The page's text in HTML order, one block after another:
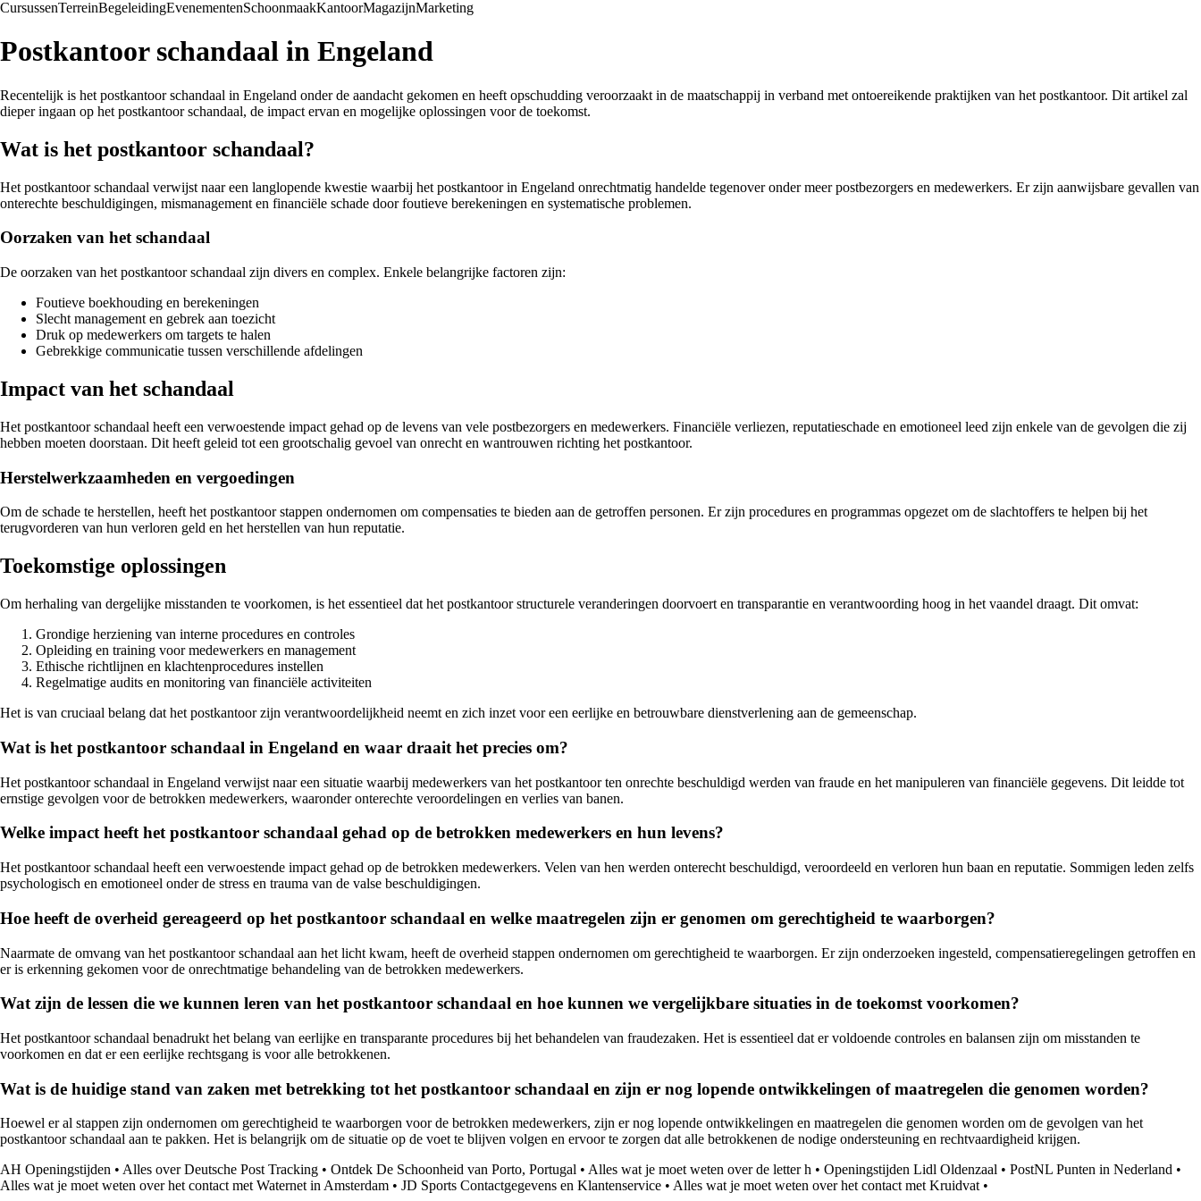
CursussenTerreinBegeleidingEvenementenSchoonmaakKantoorMagazijnMarketing
Postkantoor schandaal in Engeland
Recentelijk is het postkantoor schandaal in Engeland onder de aandacht gekomen en heeft opschudding veroorzaakt in de maatschappij in verband met ontoereikende praktijken van het postkantoor. Dit artikel zal
dieper ingaan op het postkantoor schandaal, de impact ervan en mogelijke oplossingen voor de toekomst.
Wat is het postkantoor schandaal?
Het postkantoor schandaal verwijst naar een langlopende kwestie waarbij het postkantoor in Engeland onrechtmatig handelde tegenover onder meer postbezorgers en medewerkers. Er zijn aanwijsbare gevallen van
onterechte beschuldigingen, mismanagement en financiële schade door foutieve berekeningen en systematische problemen.
Oorzaken van het schandaal
De oorzaken van het postkantoor schandaal zijn divers en complex. Enkele belangrijke factoren zijn:
Foutieve boekhouding en berekeningen
Slecht management en gebrek aan toezicht
Druk op medewerkers om targets te halen
Gebrekkige communicatie tussen verschillende afdelingen
Impact van het schandaal
Het postkantoor schandaal heeft een verwoestende impact gehad op de levens van vele postbezorgers en medewerkers. Financiële verliezen, reputatieschade en emotioneel leed zijn enkele van de gevolgen die zij
hebben moeten doorstaan. Dit heeft geleid tot een grootschalig gevoel van onrecht en wantrouwen richting het postkantoor.
Herstelwerkzaamheden en vergoedingen
Om de schade te herstellen, heeft het postkantoor stappen ondernomen om compensaties te bieden aan de getroffen personen. Er zijn procedures en programmas opgezet om de slachtoffers te helpen bij het
terugvorderen van hun verloren geld en het herstellen van hun reputatie.
Toekomstige oplossingen
Om herhaling van dergelijke misstanden te voorkomen, is het essentieel dat het postkantoor structurele veranderingen doorvoert en transparantie en verantwoording hoog in het vaandel draagt. Dit omvat:
Grondige herziening van interne procedures en controles
Opleiding en training voor medewerkers en management
Ethische richtlijnen en klachtenprocedures instellen
Regelmatige audits en monitoring van financiële activiteiten
Het is van cruciaal belang dat het postkantoor zijn verantwoordelijkheid neemt en zich inzet voor een eerlijke en betrouwbare dienstverlening aan de gemeenschap.
Wat is het postkantoor schandaal in Engeland en waar draait het precies om?
Het postkantoor schandaal in Engeland verwijst naar een situatie waarbij medewerkers van het postkantoor ten onrechte beschuldigd werden van fraude en het manipuleren van financiële gegevens. Dit leidde tot
ernstige gevolgen voor de betrokken medewerkers, waaronder onterechte veroordelingen en verlies van banen.
Welke impact heeft het postkantoor schandaal gehad op de betrokken medewerkers en hun levens?
Het postkantoor schandaal heeft een verwoestende impact gehad op de betrokken medewerkers. Velen van hen werden onterecht beschuldigd, veroordeeld en verloren hun baan en reputatie. Sommigen leden zelfs
psychologisch en emotioneel onder de stress en trauma van de valse beschuldigingen.
Hoe heeft de overheid gereageerd op het postkantoor schandaal en welke maatregelen zijn er genomen om gerechtigheid te waarborgen?
Naarmate de omvang van het postkantoor schandaal aan het licht kwam, heeft de overheid stappen ondernomen om gerechtigheid te waarborgen. Er zijn onderzoeken ingesteld, compensatieregelingen getroffen en
er is erkenning gekomen voor de onrechtmatige behandeling van de betrokken medewerkers.
Wat zijn de lessen die we kunnen leren van het postkantoor schandaal en hoe kunnen we vergelijkbare situaties in de toekomst voorkomen?
Het postkantoor schandaal benadrukt het belang van eerlijke en transparante procedures bij het behandelen van fraudezaken. Het is essentieel dat er voldoende controles en balansen zijn om misstanden te
voorkomen en dat er een eerlijke rechtsgang is voor alle betrokkenen.
Wat is de huidige stand van zaken met betrekking tot het postkantoor schandaal en zijn er nog lopende ontwikkelingen of maatregelen die genomen worden?
Hoewel er al stappen zijn ondernomen om gerechtigheid te waarborgen voor de betrokken medewerkers, zijn er nog lopende ontwikkelingen en maatregelen die genomen worden om de gevolgen van het
postkantoor schandaal aan te pakken. Het is belangrijk om de situatie op de voet te blijven volgen en ervoor te zorgen dat alle betrokkenen de nodige ondersteuning en rechtvaardigheid krijgen.
AH Openingstijden • Alles over Deutsche Post Tracking • Ontdek De Schoonheid van Porto, Portugal • Alles wat je moet weten over de letter h • Openingstijden Lidl Oldenzaal • PostNL Punten in Nederland •
Alles wat je moet weten over het contact met Waternet in Amsterdam • JD Sports Contactgegevens en Klantenservice • Alles wat je moet weten over het contact met Kruidvat •